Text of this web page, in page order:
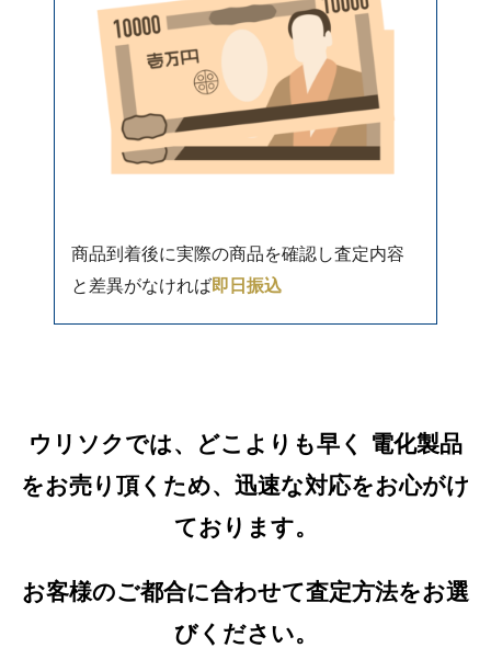
商品到着後に実際の商品を確認し査定内容
と差異がなければ即日振込
ウリソクでは、どこよりも早く 電化製品
をお売り頂くため、迅速な対応をお心がけ
ております。
お客様のご都合に合わせて査定方法をお選
びください。